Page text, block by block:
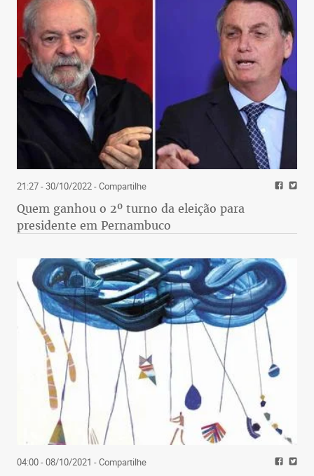
21:27 - 30/10/2022- Compartilhe
Quem ganhou o 2º turno da eleição para
presidente em Pernambuco
04:00 - 08/10/2021 - Compartilhe